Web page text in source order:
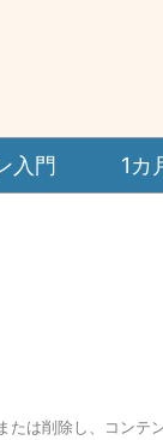
入門 1カ
は削除し、コンテ